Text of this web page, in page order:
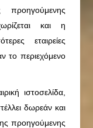
και η
εταιρείες
το περιεχόμενο
ιστοσελίδα,
δωρεάν και
προηγούμενης